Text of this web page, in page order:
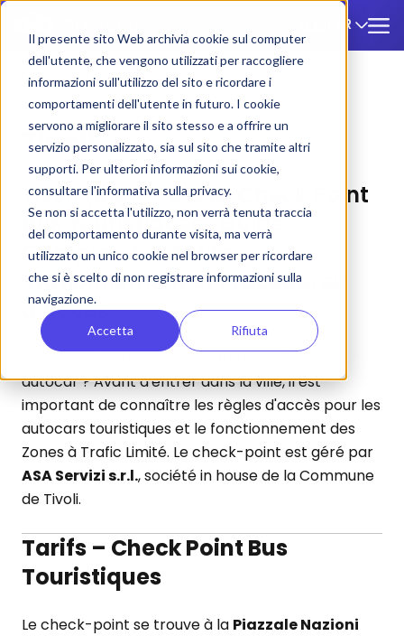
Il presente sito Web archivia cookie sul computer
dell'utente, che vengono utilizzati per raccogliere
informazioni sull'utilizzo del sito e ricordare i
comportamenti dell'utente in futuro. I cookie
servono a migliorare il sito stesso e a offrire un
servizio personalizzato, sia sul sito che tramite altri
supporti. Per ulteriori informazioni sui cookie,
consultare l'informativa sulla privacy.
Se non si accetta l'utilizzo, non verrà tenuta traccia
del comportamento durante visita, ma verrà
utilizzato un unico cookie nel browser per ricordare
che si è scelto di non registrare informazioni sulla
navigazione.
Accetta Rifiuta
FR
Tivoli
Tivoli
Tivoli (RM) — ZTL et Check Point
Bus Touristiques : Guide
Complet des Tarifs,
Stationnement et Procédures
d'Accès
Vous planifiez une visite de groupe à Tivoli en
autocar ? Avant d'entrer dans la ville, il est
important de connaître les règles d'accès pour les
autocars touristiques et le fonctionnement des
Zones à Trafic Limité. Le check-point est géré par
ASA Servizi s.r.l., société in house de la Commune
de Tivoli.
Tarifs – Check Point Bus
Touristiques
Le check-point se trouve à la Piazzale Nazioni